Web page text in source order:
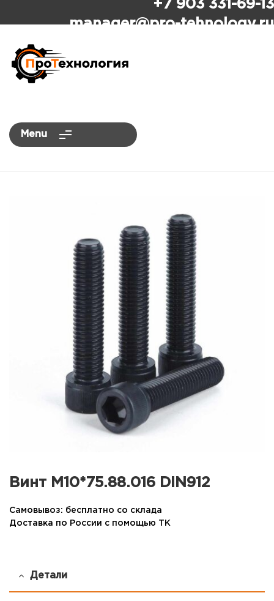
+7 903 331-69-13
manager@pro-tehnology.ru
Menu
Винт М10*75.88.016 DIN912
Самовывоз: бесплатно со склада
Доставка по России с помощью ТК
Детали